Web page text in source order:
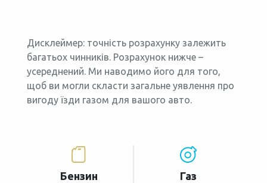
Дисклеймер: точність розрахунку залежить
багатьох чинників. Розрахунок нижче –
усереднений. Ми наводимо його для того,
щоб ви могли скласти загальне уявлення про
вигоду їзди газом для вашого авто.
Бензин Газ